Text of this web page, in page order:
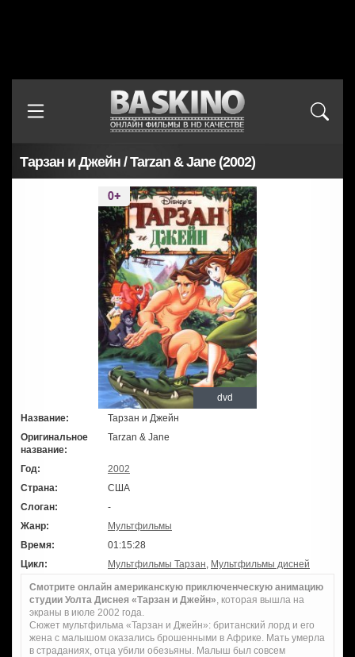
Тарзан и Джейн / Tarzan & Jane (2002)
dvd
Название:
Тарзан и Джейн
Оригинальное
название:
Tarzan & Jane
Год:
2002
Страна:
США
Слоган:
-
Жанр:
Мультфильмы
Время:
01:15:28
Цикл:
Мультфильмы Тарзан, Мультфильмы дисней
Смотрите онлайн американскую приключенческую анимацию
студии Уолта Диснея «Тарзан и Джейн», которая вышла на
экраны в июле 2002 года.
Сюжет мультфильма «Тарзан и Джейн»: британский лорд и его
жена с малышом оказались брошенными в Африке. Мать умерла
в страданиях, отца убили обезьяны. Малыш был совсем